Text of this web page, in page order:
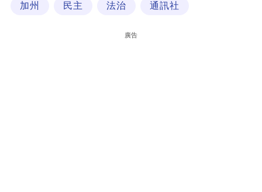
加州 民主 法治 通訊社
廣告